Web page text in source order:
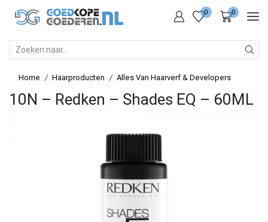
0 0
Home / Haarproducten / Alles Van Haarverf & Developers
10N – Redken – Shades EQ – 60ML